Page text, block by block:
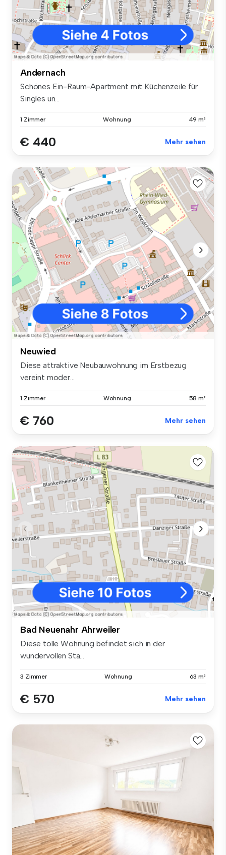
Andernach
Schönes Ein-Raum-Apartment mit Küchenzeile für
Singles un...
1 Zimmer Wohnung 49 m²
€ 440 Mehr sehen
Neuwied
Diese attraktive Neubauwohnung im Erstbezug
vereint moder...
1 Zimmer Wohnung 58 m²
€ 760 Mehr sehen
Bad Neuenahr Ahrweiler
Diese tolle Wohnung befindet sich in der
wundervollen Sta...
3 Zimmer Wohnung 63 m²
€ 570 Mehr sehen